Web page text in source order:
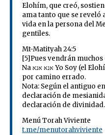
Elohím, que creó,
ama tanto que se reveló
vida en la persona del
gentiles.
Mt-Matityah 24:5
[5]Pues vendrán
Na אנא אנא Yo Soy (el Elohím Viviente). Y los llevarán
por camino errado.
Nota: Según el antiguo
declaración de
declaración de divinidad.
Menú Torah Viviente
t.me/menutorahviviente